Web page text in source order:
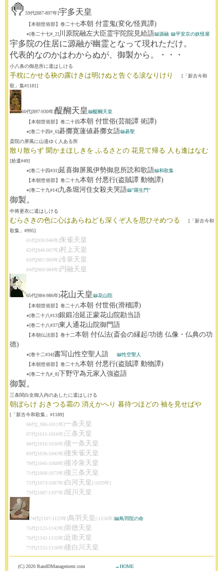
🤚 59代[887-897年]宇多天皇
【本朝世俗部】巻二十七本朝 付霊鬼(変化/怪異譚)
●[巻二十七#_2]川原院融左大臣霊宇陀院見給語📖源融 📖平安京の妖怪屋
宇多院の住居に源融が幽霊となって現れただけ。
代表的なのかはわからぬが、御製から。・・・
小八条の御息所に遣はしける
手枕にかせる袂の露けきは明けぬと告ぐる涙なりけり
[「新古今和
歌」集#1181]
60代[897-930年]醍醐天皇📖醍醐天皇
【本朝世俗部】巻二十四本朝 付世俗(芸能譚 術譚)
●[巻二十四#_6]碁擲寛蓮値碁擲女語📖碁聖
斎院の屏風に山道ゆく人ある所
散り散らず 聞かまほしきを ふるさとの 花見て帰る 人も逢はなむ
[拾遺#49]
●[巻二十四#31]延喜御屏風伊勢御息所読和歌語📖和歌集
【本朝世俗部】巻二十九本朝 付悪行(盗賊譚 動物譚)
●[巻二十九#14]九条堀河住女殺夫哭語📖"羅生門"
御製。
中将更衣に遣はしける
むらさきの色に心はあらねども深くぞ人を思ひそめつる
[「新古今和
歌集」#995]
61代[930-946年]朱雀天皇
62代[946-967年]村上天皇
63代[967-969年]冷泉天皇
64代[969-984年] 円融天皇
65代[984-986年]花山天皇📖花山院
【本朝世俗部】巻二十八本朝 付世俗(滑稽譚)
●[巻二十八#13]銀鍛冶延正蒙花山院勘当語
●[巻二十八#37]東人通花山院御門語
【本朝仏法部】巻十二本朝 付仏法(斎会の縁起/功徳 仏像・仏典の功
徳)
●[巻十二#34]書写山性空聖人語
📖性空聖人
【本朝世俗部】巻二十九本朝 付悪行(盗賊譚 動物譚)
●[巻二十九#_8]下野守為元家入強盗語
御製。
三条関白女御入内のあしたに遣はしける
朝ぼらけ おきつる霜の 消えかへり 暮待つほどの 袖を見せばや
[「新古今和歌集」#1189]
66代[_986-1011年]一条天皇
67代[1011-1016年]三条天皇
68代[1016-1036年]後一条天皇
69代[1036-1045年]後朱雀天皇
70代[1045-1068年]後冷泉天皇
71代[1068-1073年]後三条天皇
72代[1073-1087年]白河天皇 [-1029年]
73代[1087-1107年]堀川天皇
74代[1107-1123年]鳥羽天皇 [-1156年]📖鳥羽院の命
75代[1123-1142年]崇徳天皇
76代[1142-1155年]近衛天皇
77代[1155-1158年]後白川天皇
(C) 2020 RandDManagement.com →HOME